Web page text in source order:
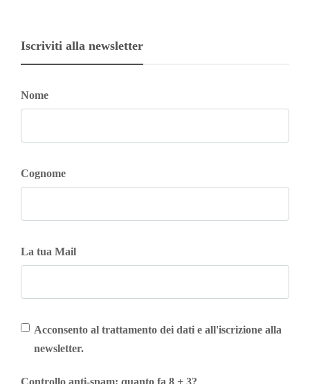
Iscriviti alla newsletter
Nome
Cognome
La tua Mail
Acconsento al trattamento dei dati e all'iscrizione alla
newsletter.
Controllo anti-spam: quanto fa 8 + 3?